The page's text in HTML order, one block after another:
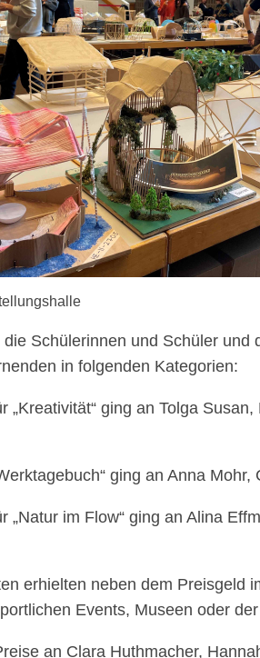
Schülerinnen und Schüler
in folgenden Kategorien:
„Kreativität“ ging an Tolga
ging an Anna
„Natur im Flow“ ging an Alina
erhielten neben dem Preisgeld
Events, Museen oder
an Clara Huthmacher,